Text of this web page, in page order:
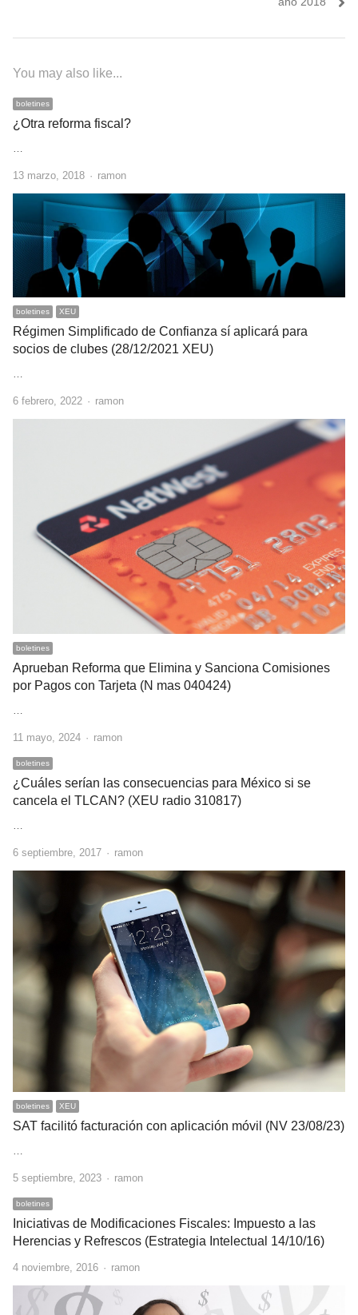
You may also like...
boletines
¿Otra reforma fiscal?
13 marzo, 2018 Author
ramon
boletines XEU
Régimen Simplificado de Confianza sí aplicará para
socios de clubes (28/12/2021 XEU)
…
6 febrero, 2022 Author
ramon
boletines
Aprueban Reforma que Elimina y Sanciona Comisiones
por Pagos con Tarjeta (N mas 040424)
11 mayo, 2024 Author
ramon
boletines
¿Cuáles serían las consecuencias para México si se
cancela el TLCAN? (XEU radio 310817)
6 septiembre, 2017 Author
ramon
boletines XEU
SAT facilitó facturación con aplicación móvil (NV 23/08/23)
…
5 septiembre, 2023 Author
ramon
boletines
Iniciativas de Modificaciones Fiscales: Impuesto a las
Herencias y Refrescos (Estrategia Intelectual 14/10/16)
4 noviembre, 2016 Author
ramon